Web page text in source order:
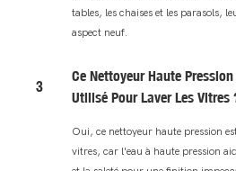
tables, les chaises et les parasols,
aspect neuf.
3
Ce Nettoyeur Haute
Utilisé Pour Laver Les Vitres
Oui, ce nettoyeur haute pression
vitres, car l'eau à haute pression